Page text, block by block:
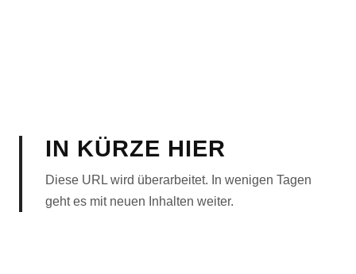
IN KÜRZE HIER
Diese URL wird überarbeitet. In wenigen Tagen
geht es mit neuen Inhalten weiter.